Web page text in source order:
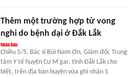
Thêm một trường hợp tử vong
nghi do bệnh dại ở Đắk Lắk
Chiều 5/5, Bác sĩ Bùi Nam Ơn, Giám đốc Trung
tâm Y tế huyện Cư M'gar, tỉnh Đắk Lắk cho
biết, trên địa bàn huyện vừa ghi nhận 1